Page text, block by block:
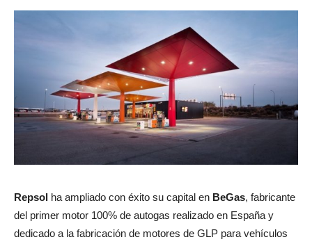
Repsol ha ampliado con éxito su capital en BeGas, fabricante
del primer motor 100% de autogas realizado en España y
dedicado a la fabricación de motores de GLP para vehículos